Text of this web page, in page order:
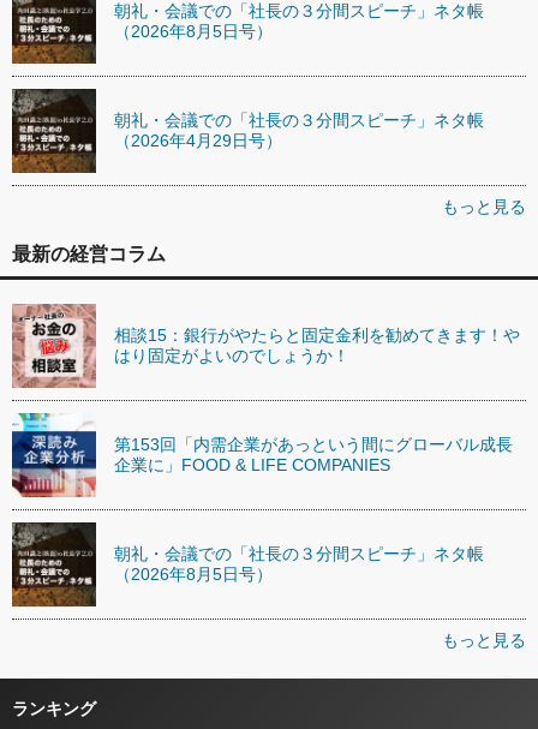
朝礼・会議での「社長の３分間スピーチ」ネタ帳
（2026年8月5日号）
朝礼・会議での「社長の３分間スピーチ」ネタ帳
（2026年4月29日号）
もっと見る
最新の経営コラム
相談15：銀行がやたらと固定金利を勧めてきます！や
はり固定がよいのでしょうか！
第153回「内需企業があっという間にグローバル成長
企業に」FOOD & LIFE COMPANIES
朝礼・会議での「社長の３分間スピーチ」ネタ帳
（2026年8月5日号）
もっと見る
ランキング